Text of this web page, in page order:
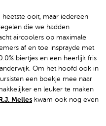
heetste ooit, maar iedereen
die we hadden
aircoolers op maximale
af en toe insprayde met
biertjes en een heerlijk fris
Om het hoofd ook in
een boekje mee naar
en leuker te maken
Melles kwam ook nog even